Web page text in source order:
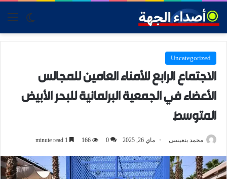
skin
Uncategorized
الاجتماع الرابع للأمناء العامين للمجالس
الأعضاء في الجمعية البرلمانية للبحر الأبيض
المتوسط
محمد بنعيسى ماي 26, 2025 0
166